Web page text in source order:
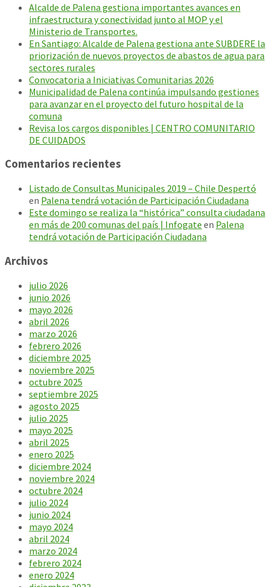
Alcalde de Palena gestiona importantes avances en
infraestructura y conectividad junto al MOP y el
Ministerio de Transportes.
En Santiago: Alcalde de Palena gestiona ante SUBDERE la
priorización de nuevos proyectos de abastos de agua para
sectores rurales
Convocatoria a Iniciativas Comunitarias 2026
Municipalidad de Palena continúa impulsando gestiones
para avanzar en el proyecto del futuro hospital de la
comuna
Revisa los cargos disponibles | CENTRO COMUNITARIO
DE CUIDADOS
Comentarios recientes
Listado de Consultas Municipales 2019 – Chile Despertó
en Palena tendrá votación de Participación Ciudadana
Este domingo se realiza la “histórica” consulta ciudadana
en más de 200 comunas del país | Infogate en Palena
tendrá votación de Participación Ciudadana
Archivos
julio 2026
junio 2026
mayo 2026
abril 2026
marzo 2026
febrero 2026
diciembre 2025
noviembre 2025
octubre 2025
septiembre 2025
agosto 2025
julio 2025
mayo 2025
abril 2025
enero 2025
diciembre 2024
noviembre 2024
octubre 2024
julio 2024
junio 2024
mayo 2024
abril 2024
marzo 2024
febrero 2024
enero 2024